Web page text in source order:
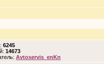
6245
14673
Avtoservis_enKn